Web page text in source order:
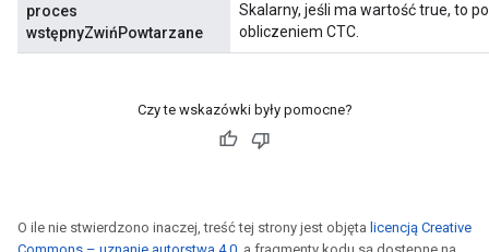
proces
wstępnyZwińPowtarzane
Skalarny, jeśli ma wartość true, to
obliczeniem CTC.
Czy te wskazówki były pomocne?
O ile nie stwierdzono inaczej, treść tej strony jest objęta licencją Creative